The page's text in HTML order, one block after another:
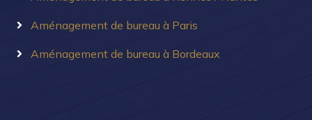
Aménagement de bureau à Paris
Aménagement de bureau à Bordeaux